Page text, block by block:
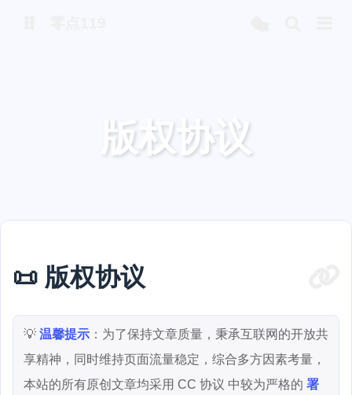
版权协议
📜 版权协议
💡 温馨提示：为了保持文章质量，秉承互联网的开放共
享精神，同时维持页面流量稳定，综合多方因素考量，
本站的所有原创文章均采用 CC 协议 中较为严格的 署